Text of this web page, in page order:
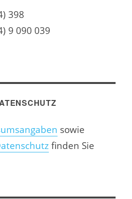
398
9 090 039
sowie
finden Sie